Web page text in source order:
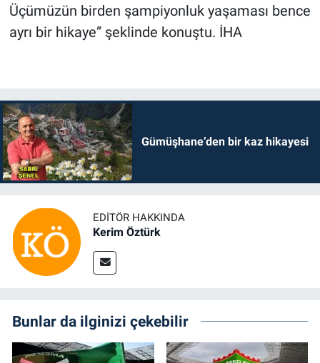
Üçümüzün birden şampiyonluk yaşaması bence
ayrı bir hikaye” şeklinde konuştu. İHA
Gümüşhane’den bir kaz hikayesi
EDITÖR HAKKINDA
Kerim Öztürk
Bunlar da ilginizi çekebilir